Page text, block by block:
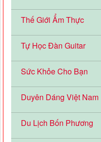
Thế Giới Ẩm Thực
Tự Học Đàn Guitar
Sức Khỏe Cho Bạn
Duyên Dáng Việt Nam
Du Lịch Bốn Phương